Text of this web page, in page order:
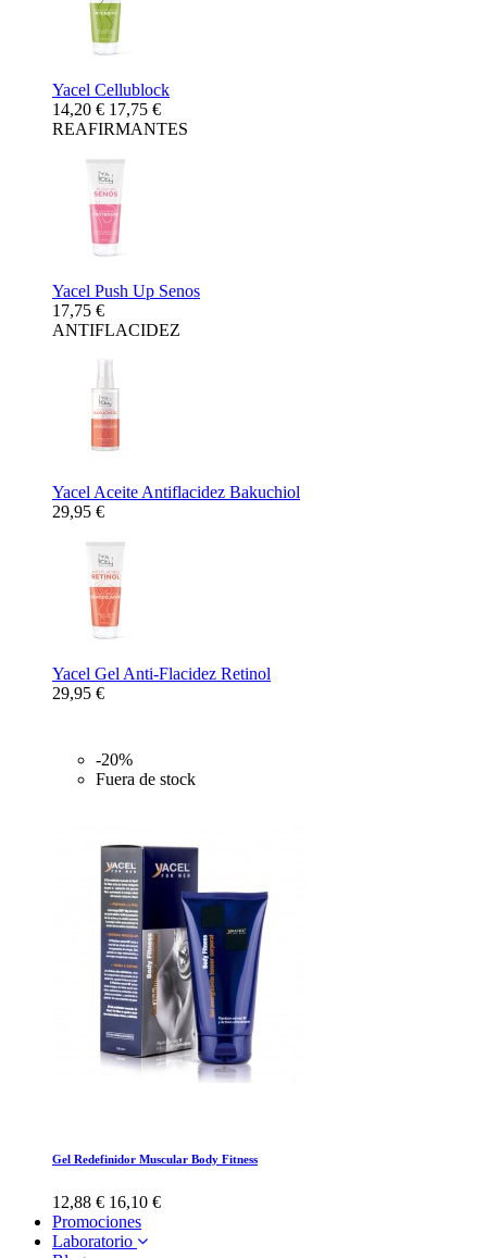
Yacel Cellublock
14,20 € 17,75 €
REAFIRMANTES
Yacel Push Up Senos
17,75 €
ANTIFLACIDEZ
Yacel Aceite Antiflacidez Bakuchiol
29,95 €
Yacel Gel Anti-Flacidez Retinol
29,95 €
-20%
Fuera de stock
Gel Redefinidor Muscular Body Fitness
12,88 € 16,10 €
Promociones
Laboratorio